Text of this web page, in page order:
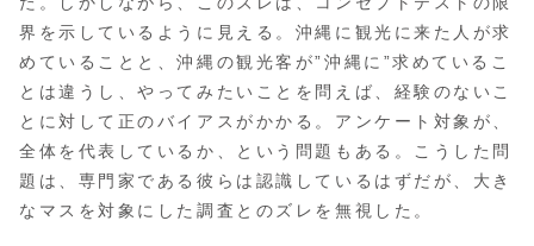
界を示しているように見える。沖縄に観光に来た人が求
めていることと、沖縄の観光客が”沖縄に”求めているこ
とは違うし、やってみたいことを問えば、経験のないこ
とに対して正のバイアスがかかる。アンケート対象が、
全体を代表しているか、という問題もある。こうした問
題は、専門家である彼らは認識しているはずだが、大き
なマスを対象にした調査とのズレを無視した。